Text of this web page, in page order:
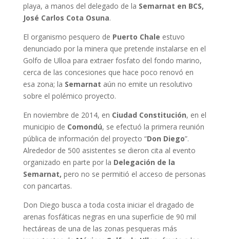
playa, a manos del delegado de la Semarnat en BCS,
José Carlos Cota Osuna.
El organismo pesquero de Puerto Chale estuvo
denunciado por la minera que pretende instalarse en el
Golfo de Ulloa para extraer fosfato del fondo marino,
cerca de las concesiones que hace poco renovó en
esa zona; la Semarnat aún no emite un resolutivo
sobre el polémico proyecto.
En noviembre de 2014, en Ciudad Constitución, en el
municipio de Comondú, se efectuó la primera reunión
pública de información del proyecto “Don Diego”.
Alrededor de 500 asistentes se dieron cita al evento
organizado en parte por la Delegación de la
Semarnat, pero no se permitió el acceso de personas
con pancartas.
Don Diego busca a toda costa iniciar el dragado de
arenas fosfáticas negras en una superficie de 90 mil
hectáreas de una de las zonas pesqueras más